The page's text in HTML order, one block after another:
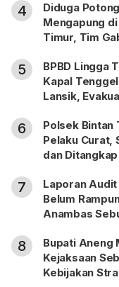
4
Diduga
Mengapung
Timur, Tim
5
BPBD Lingga
Kapal
Lansik,
6
Polsek Bintan
Pelaku Curat,
dan
7
Laporan Audit
Belum
Anambas
8
Bupati Aneng
Kejaksaan
Kebijakan